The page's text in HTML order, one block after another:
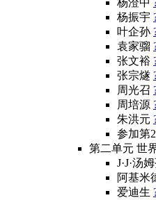
杨澄中
杨振宇
叶企孙
袁家骝
张文裕
张宗燧
周光召
周培源
朱洪元
参加第
第二单元 世
J·J·汤
阿基米
爱迪生